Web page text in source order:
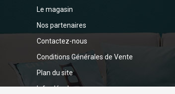
Le magasin
Nos partenaires
Contactez-nous
Conditions Générales de Vente
Plan du site
Infos légales